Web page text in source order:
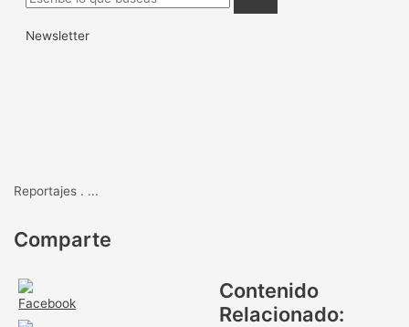
Newsletter
Reportajes . ...
Comparte
Contenido
Relacionado: